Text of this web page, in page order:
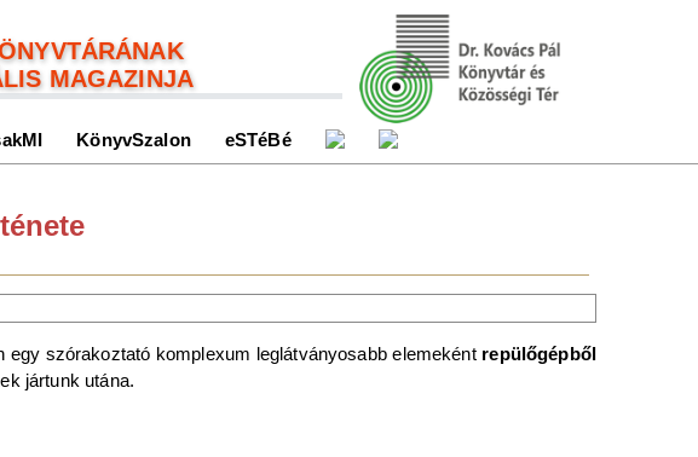
MAGAZINJA
KönyvSzalon eSTéBé
egy szórakoztató komplexum leglátványosabb elemeként repülőgépből
jártunk utána.